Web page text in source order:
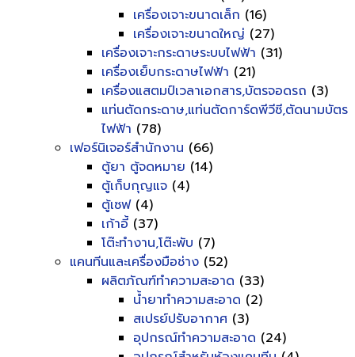
เครื่องเจาะขนาดเล็ก (16)
เครื่องเจาะขนาดใหญ่ (27)
เครื่องเจาะกระดาษระบบไฟฟ้า (31)
เครื่องเย็บกระดาษไฟฟ้า (21)
เครื่องแสตมป์เวลาเอกสาร,บัตรจอดรถ (3)
แท่นตัดกระดาษ,แท่นตัดการ์ดพีวีซี,ตัดนามบัตร
ไฟฟ้า (78)
เฟอร์นิเจอร์สำนักงาน (66)
ตู้ยา ตู้จดหมาย (14)
ตู้เก็บกุญแจ (4)
ตู้เซฟ(4)
เก้าอี้ (37)
โต๊ะทำงาน,โต๊ะพับ (7)
แคนทีนและเครื่องมือช่าง (52)
ผลิตภัณฑ์ทำความสะอาด (33)
น้ำยาทำความสะอาด (2)
สเปรย์ปรับอากาศ (3)
อุปกรณ์ทำความสะอาด (24)